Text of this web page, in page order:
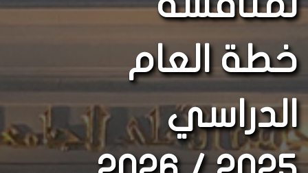
خطة العام
الدراسي